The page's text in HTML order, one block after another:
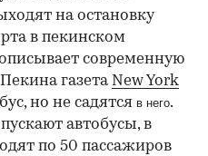
на остановку
в пекинском
современную
газета New York
но не садятся в него.
автобусы, в
по 50 пассажиров